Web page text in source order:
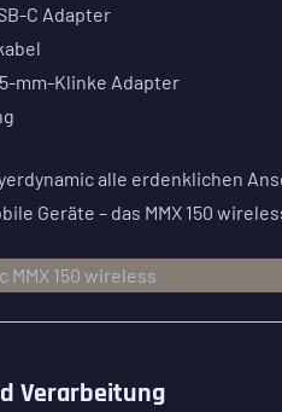
C Adapter
mm-Klinke Adapter
alle erdenklichen
Geräte – das MMX 150
Verarbeitung